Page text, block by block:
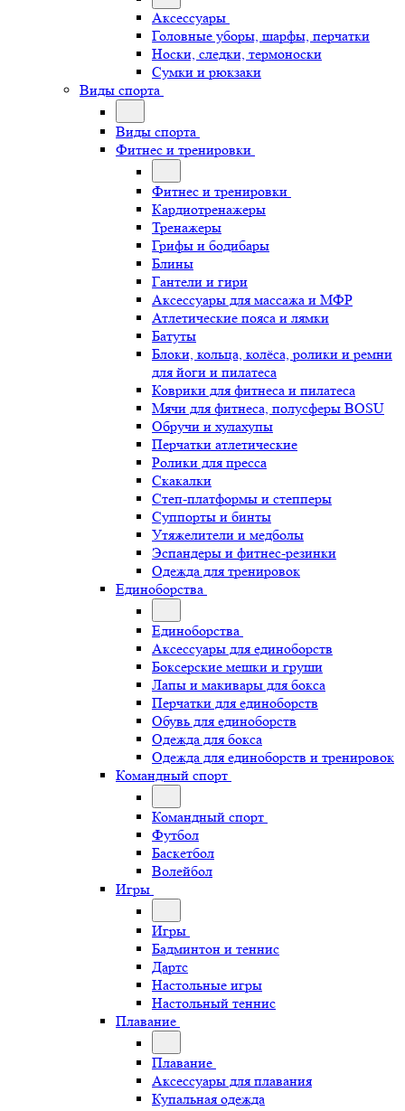
Аксессуары
Головные уборы, шарфы, перчатки
Носки, следки, термоноски
Сумки и рюкзаки
Виды спорта
Виды спорта
Фитнес и тренировки
Фитнес и тренировки
Кардиотренажеры
Тренажеры
Грифы и бодибары
Блины
Гантели и гири
Аксессуары для массажа и МФР
Атлетические пояса и лямки
Батуты
Блоки, кольца, колёса, ролики и ремни
для йоги и пилатеса
Коврики для фитнеса и пилатеса
Мячи для фитнеса, полусферы BOSU
Обручи и хулахупы
Перчатки атлетические
Ролики для пресса
Скакалки
Степ-платформы и степперы
Суппорты и бинты
Утяжелители и медболы
Эспандеры и фитнес-резинки
Одежда для тренировок
Единоборства
Единоборства
Аксессуары для единоборств
Боксерские мешки и груши
Лапы и макивары для бокса
Перчатки для единоборств
Обувь для единоборств
Одежда для бокса
Одежда для единоборств и тренировок
Командный спорт
Командный спорт
Футбол
Баскетбол
Волейбол
Игры
Игры
Бадминтон и теннис
Дартс
Настольные игры
Настольный теннис
Плавание
Плавание
Аксессуары для плавания
Купальная одежда